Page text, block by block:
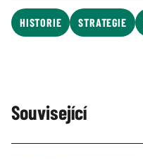
HISTORIE STRATEGIE
Související